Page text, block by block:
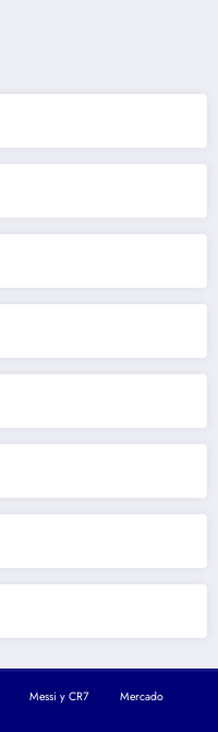
Messi y CR7
Mercado